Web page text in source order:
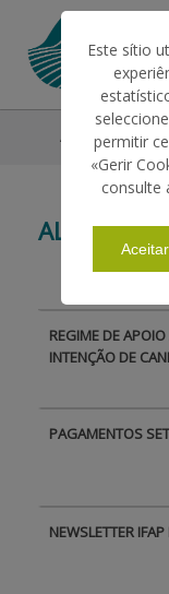
THE IFAP
HELP/SUPPORT
INFORMATIONS
BENEFICIARY
All News
ALL NEWS
REGIME DE
INTENÇÃO DE
PAGAMENTOS
NEWSLETTER
Este sítio
permitir
«Gerir
consulte